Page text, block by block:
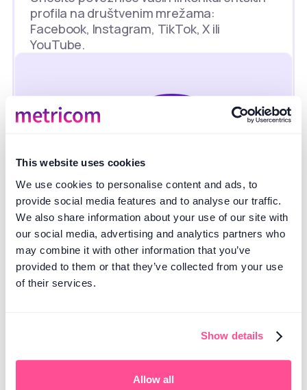
This website uses cookies
We use cookies to personalise content and ads, to
provide social media features and to analyse our traffic.
We also share information about your use of our site with
our social media, advertising and analytics partners who
may combine it with other information that you’ve
provided to them or that they’ve collected from your use
of their services.
Show details
Allow all
profila na društvenim mrežama:
Facebook, Instagram, TikTok, X ili
YouTube.
Analizirajte bitne podatke
Brzo pristupite angažmanu publike,
reakcijama, komentarima i trendovima o